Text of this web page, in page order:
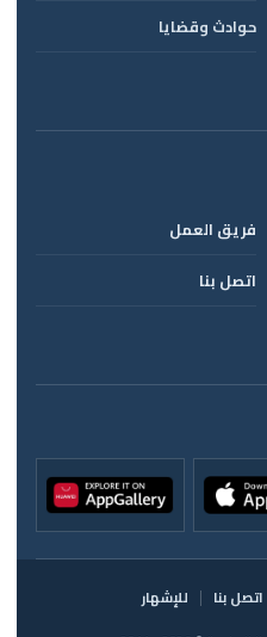
حوادث وقضايا
فريق العمل
اتصل بنا
اتصل بنا
للإشهار